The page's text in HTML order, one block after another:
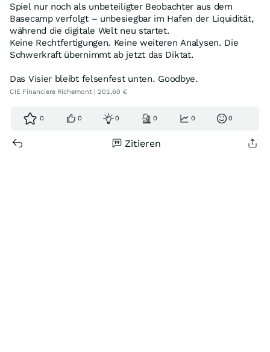
Spiel nur noch als unbeteiligter Beobachter aus dem
Basecamp verfolgt – unbesiegbar im Hafen der Liquidität,
während die digitale Welt neu startet.
​Keine Rechtfertigungen. Keine weiteren Analysen. Die
Schwerkraft übernimmt ab jetzt das Diktat.
​Das Visier bleibt felsenfest unten. Goodbye.
CIE Financiere Richemont | 201,60 €
0 0 0 0 0 0
Zitieren